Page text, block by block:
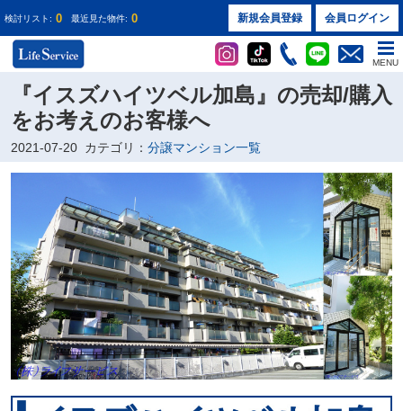
検討リスト: 0 最近見た物件: 0 新規会員登録 会員ログイン
MENU
『イスズハイツベル加島』の売却/購入
をお考えのお客様へ
2021-07-20 カテゴリ： 分譲マンション一覧